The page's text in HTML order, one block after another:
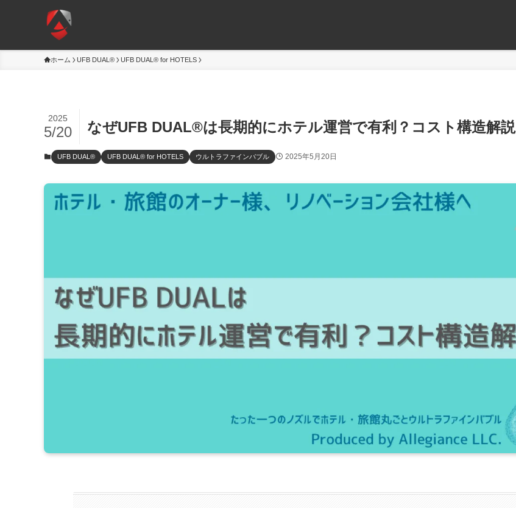
ホーム UFB DUAL® UFB DUAL® for HOTELS
なぜUFB DUAL®は長期的にホテル運営で有利？コスト構造解説
2025
5/20
UFB DUAL® UFB DUAL® for HOTELS ウルトラファインバブル 2025年5月20日